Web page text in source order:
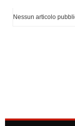
Nessun articolo